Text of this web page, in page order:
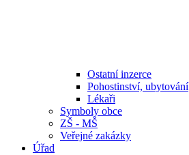
Ostatní inzerce
Pohostinství, ubytování
Lékaři
Symboly obce
ZŠ - MŠ
Veřejné zakázky
Úřad